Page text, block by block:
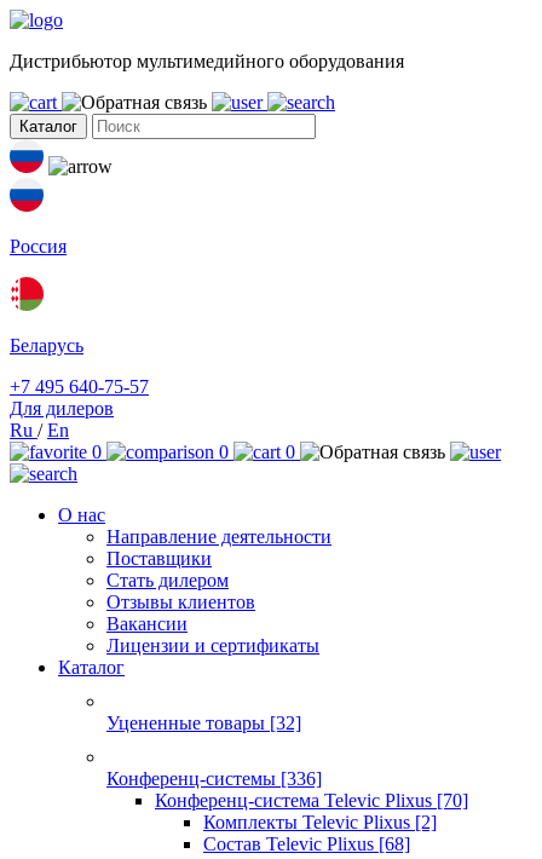
Дистрибьютор мультимедийного оборудования
Каталог
Россия
Беларусь
+7 495 640-75-57
Для дилеров
Ru /En
0
0 0
О нас
Направление деятельности
Поставщики
Стать дилером
Отзывы клиентов
Вакансии
Лицензии и сертификаты
Каталог
Уцененные товары [32]
Конференц-системы [336]
Конференц-система Televic Plixus [70]
Комплекты Televic Plixus [2]
Состав Televic Plixus [68]